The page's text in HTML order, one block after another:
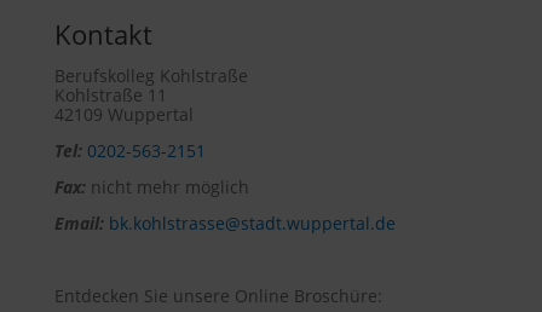
Kontakt
Berufskolleg Kohlstraße
Kohlstraße 11
42109 Wuppertal
Tel: 0202-563-2151
Fax:nicht mehr möglich
Email: bk.kohlstrasse@stadt.wuppertal.de
Entdecken Sie unsere Online Broschüre: